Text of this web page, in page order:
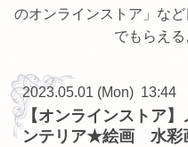
のオンラインストア」な
でもらえ
2023.05.01 (Mon) 13:44
【オンラインストア
ンテリア★絵画 水彩